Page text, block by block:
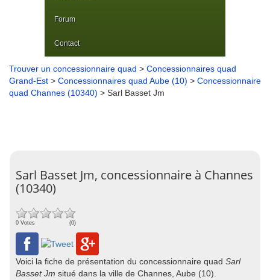
Forum
Contact
Trouver un concessionnaire quad > Concessionnaires quad
Grand-Est > Concessionnaires quad Aube (10) > Concessionnaire
quad Channes (10340) > Sarl Basset Jm
Sarl Basset Jm, concessionnaire à Channes
(10340)
0 Votes (0)
Voici la fiche de présentation du concessionnaire quad Sarl
Basset Jm situé dans la ville de Channes, Aube (10).